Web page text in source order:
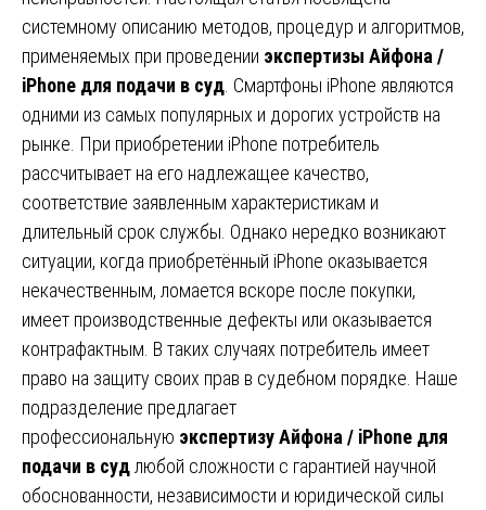
системному описанию методов, процедур и алгоритмов,
применяемых при проведении экспертизы Айфона /
iPhone для подачи в суд . Смартфоны iPhone являются
одними из самых популярных и дорогих устройств на
рынке. При приобретении iPhone потребитель
рассчитывает на его надлежащее качество,
соответствие заявленным характеристикам и
длительный срок службы. Однако нередко возникают
ситуации, когда приобретённый iPhone оказывается
некачественным, ломается вскоре после покупки,
имеет производственные дефекты или оказывается
контрафактным. В таких случаях потребитель имеет
право на защиту своих прав в судебном порядке. Наше
подразделение предлагает
профессиональную экспертизу Айфона / iPhone для
подачи в суд любой сложности с гарантией научной
обоснованности, независимости и юридической силы